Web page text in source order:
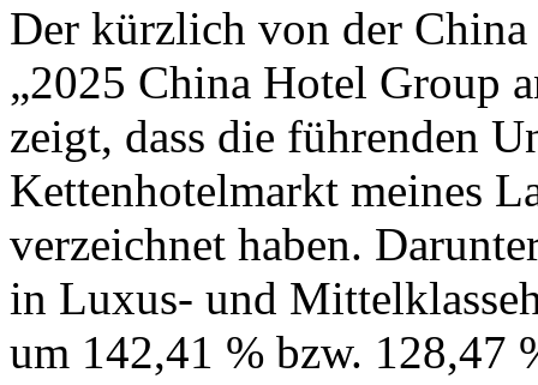
Der kürzlich von der
„2025 China Hotel Group
zeigt, dass die führenden
Kettenhotelmarkt meines
verzeichnet haben.
in Luxus- und
um 142,41 % bzw. 128,47